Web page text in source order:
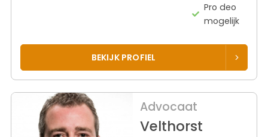
Pro deo
mogelijk
BEKIJK PROFIEL
Advocaat
Velthorst